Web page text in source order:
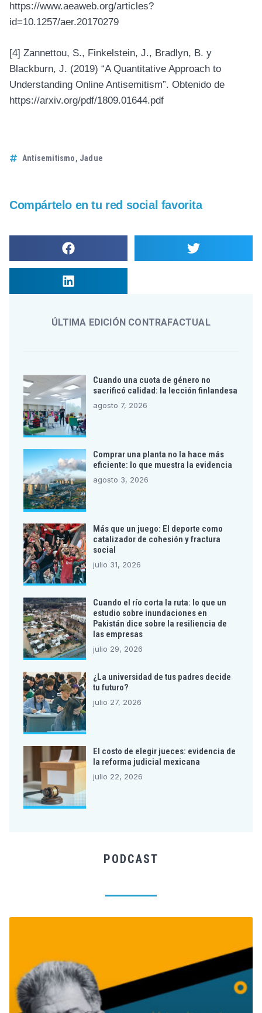
https://www.aeaweb.org/articles?
id=10.1257/aer.20170279
[4] Zannettou, S., Finkelstein, J., Bradlyn, B. y
Blackburn, J. (2019) “A Quantitative Approach to
Understanding Online Antisemitism”. Obtenido de
https://arxiv.org/pdf/1809.01644.pdf
Antisemitismo, Jadue
Compártelo en tu red social favorita
ÚLTIMA EDICIÓN CONTRAFACTUAL
Cuando una cuota de género no
sacrificó calidad: la lección finlandesa
agosto 7, 2026
Comprar una planta no la hace más
eficiente: lo que muestra la evidencia
agosto 3, 2026
Más que un juego: El deporte como
catalizador de cohesión y fractura
social
julio 31, 2026
Cuando el río corta la ruta: lo que un
estudio sobre inundaciones en
Pakistán dice sobre la resiliencia de
las empresas
julio 29, 2026
¿La universidad de tus padres decide
tu futuro?
julio 27, 2026
El costo de elegir jueces: evidencia de
la reforma judicial mexicana
julio 22, 2026
PODCAST